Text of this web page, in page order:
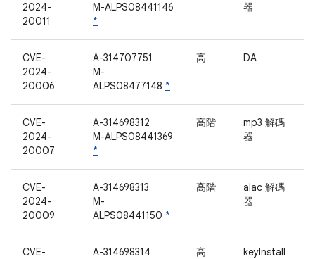
2024-
20011
M-ALPS08441146
*
器
CVE-
2024-
20006
A-314707751
M-
ALPS08477148 *
高 DA
CVE-
2024-
20007
A-314698312
M-ALPS08441369
*
高階
mp3 解碼
器
CVE-
2024-
20009
A-314698313
M-
ALPS08441150 *
高階
alac 解碼
器
CVE-
A-314698314
高 keyInstall